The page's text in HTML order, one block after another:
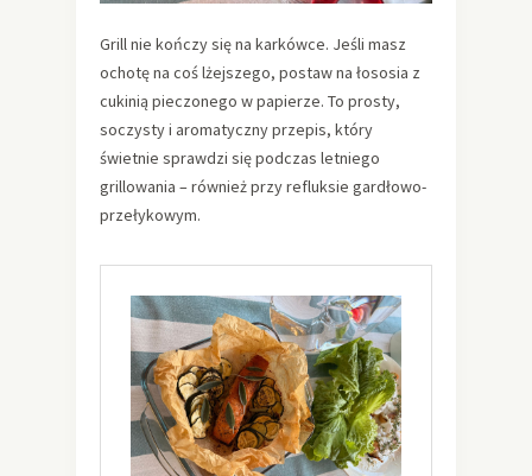
Grill nie kończy się na karkówce. Jeśli masz
ochotę na coś lżejszego, postaw na łososia z
cukinią pieczonego w papierze. To prosty,
soczysty i aromatyczny przepis, który
świetnie sprawdzi się podczas letniego
grillowania – również przy refluksie gardłowo-
przełykowym.